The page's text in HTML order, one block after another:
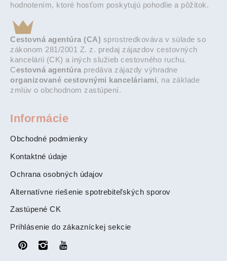
hodnotením, ktoré hosťom poskytujú pohodlie a pôžitok.
Cestovná agentúra (CA) sprostredkováva v súlade so
zákonom 281/2001 Z. z. predaj zájazdov cestovných
kancelárii (CK) a iných služieb cestovného ruchu.
Cestovná agentúra predáva zájazdy výhradne
organizované cestovnými kanceláriami, na základe
zmlúv o obchodnom zastúpení.
Informácie
Obchodné podmienky
Kontaktné údaje
Ochrana osobných údajov
Alternatívne riešenie spotrebiteľských sporov
Zastúpené CK
Prihlásenie do zákazníckej sekcie